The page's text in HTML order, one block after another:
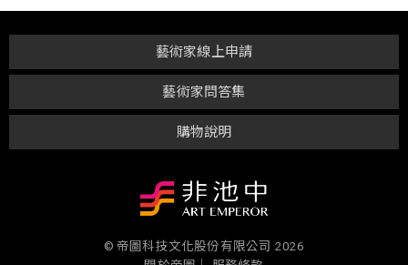
購物說明
藝術家問答集
藝術家線上申請
© 帝圖科技文化股份有限公司 2026